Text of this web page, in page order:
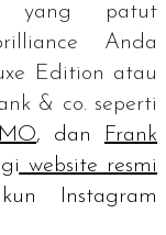
yang patut
Anda
Edition atau
& co. seperti
, dan Frank
website resmi
Instagram